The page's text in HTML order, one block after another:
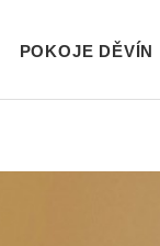
POKOJE DĚVÍN